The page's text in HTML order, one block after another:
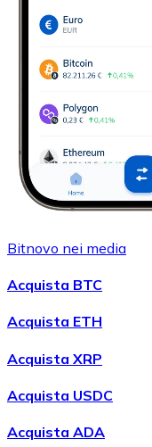
Bitnovo nei media
Acquista BTC
Acquista ETH
Acquista XRP
Acquista USDC
Acquista ADA